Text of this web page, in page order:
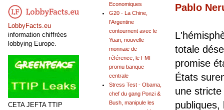
Pablo
totale
promise
États
une
publiques,
Economiques
G20 - La Chine,
l'Argentine
contournent avec le
Yuan, nouvelle
monnaie de
référence, le FMI
promu banque
centrale
Stress Test - Obama,
chef du gang Ponzi &
Bush, manipule les
LobbyFacts.eu
information chiffrées
lobbying Europe.
CETA JEFTA TTIP